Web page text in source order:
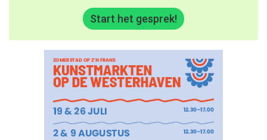
Start het gesprek!